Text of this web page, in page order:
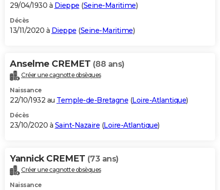
29/04/1930 à Dieppe (Seine-Maritime)
Décès
13/11/2020 à Dieppe (Seine-Maritime)
Anselme CREMET (88 ans)
Créer une cagnotte obsèques
Naissance
22/10/1932 au Temple-de-Bretagne (Loire-Atlantique)
Décès
23/10/2020 à Saint-Nazaire (Loire-Atlantique)
Yannick CREMET (73 ans)
Créer une cagnotte obsèques
Naissance